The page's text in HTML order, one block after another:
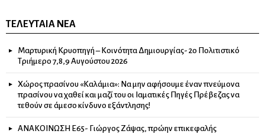
ΤΕΛΕΥΤΑΊΑ ΝΈΑ
Μαρτυρική Κρυοπηγή – Κοινότητα Δημιουργίας- 2ο Πολιτιστικό
Τριήμερο 7,8,9 Αυγούστου 2026
Χώρος πρασίνου «Καλάμια»: Να μην αφήσουμε έναν πνεύμονα
πρασίνου να χαθεί και μαζί του οι Ιαματικές Πηγές Πρέβεζας να
τεθούν σε άμεσο κίνδυνο εξάντλησης!
ΑΝΑΚΟΙΝΩΣΗ Ε65- Γιώργος Ζάψας, πρώην επικεφαλής